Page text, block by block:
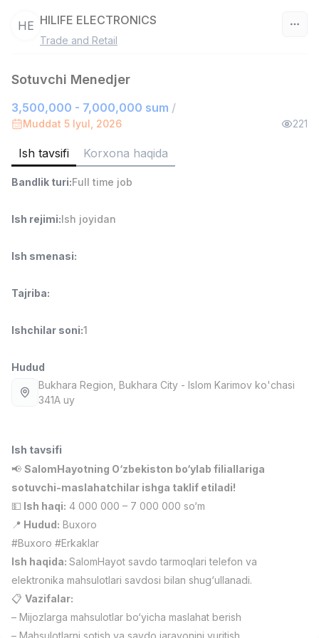
Savdo boshlig'i
ASIAN
Full time job
Ish joyidan
4,280,000 sum/
Yetkazib berish
3,500,000 - 8,000,000 sum
Full time job
Ish joyidan
Farmatsevt
3,000,000 - 10,000,000 sum/
NAVBAHOR APTEKA
Sotuv Operatori (Faqat qizlar!)
Kelishiladi
Kelishiladi
LION_ESTATE
Full time job
Ish joyidan
CEFR Ingliz Tili O'qituvchisi
2,000,000 - 10,000,000 sum/
HE HILIFE ELECTRONICS
Trade and Retail
Sotuvchi Menedjer
3,500,000 - 7,000,000 sum /
Muddat 5 Iyul, 2026 221
Ish tavsifi Korxona haqida
Bandlik turi:Full time job
Ish rejimi:Ish joyidan
Ish smenasi:
Tajriba:
Ishchilar soni:1
Hudud
Bukhara Region , Bukhara City - Islom Karimov ko'chasi
341A uy
Ish tavsifi
📢 SalomHayotning O‘zbekiston bo‘ylab filiallariga
sotuvchi-maslahatchilar ishga taklif etiladi!
💵 Ish haqi: 4 000 000 – 7 000 000 so‘m
📍 Hudud: Buxoro
#Buxoro #Erkaklar
Ish haqida: SalomHayot savdo tarmoqlari telefon va
elektronika mahsulotlari savdosi bilan shug‘ullanadi.
📋 Vazifalar:
– Mijozlarga mahsulotlar bo‘yicha maslahat berish
Vakansiyalar Sohalar Korxonalar